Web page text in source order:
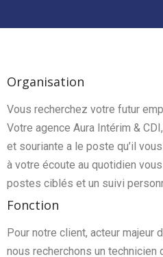
Organisation
Vous recherchez votre futur
Votre agence Aura Intérim &
et souriante a le poste qu’il
à votre écoute au quotidien
postes ciblés et un suivi
Fonction
Pour notre client, acteur majeur
nous recherchons un technicien